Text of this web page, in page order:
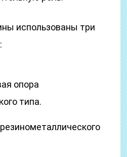
использованы три
опора
типа.